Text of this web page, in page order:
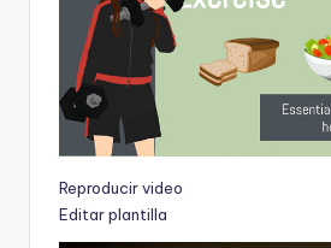
Reproducir video
Editar plantilla